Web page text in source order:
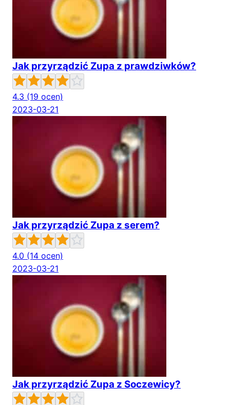
Jak przyrządzić Zupa z prawdziwków?
4.3 (19 ocen)
2023-03-21
Jak przyrządzić Zupa z serem?
4.0 (14 ocen)
2023-03-21
Jak przyrządzić Zupa z Soczewicy?